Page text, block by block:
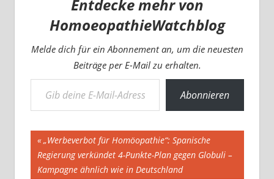
Entdecke mehr von
HomoeopathieWatchblog
Melde dich für ein Abonnement an, um die neuesten
Beiträge per E-Mail zu erhalten.
Gib deine E-Mail-Adresse ein ...
Abonnieren
Beitragsnavigation
Vorheriger
Beitrag:
„Werbeverbot für Homöopathie“: Spanische
Regierung verkündet 4-Punkte-Plan gegen Globuli –
Kampagne ähnlich wie in Deutschland